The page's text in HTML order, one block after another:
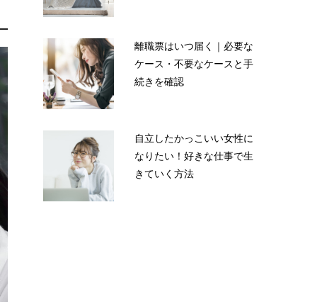
離職票はいつ届く｜必要な
ケース・不要なケースと手
続きを確認
自立したかっこいい女性に
なりたい！好きな仕事で生
きていく方法